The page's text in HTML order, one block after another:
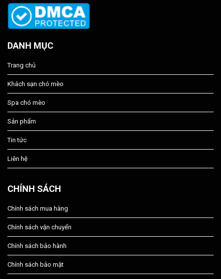
DANH MỤC
Trang chủ
Khách sạn chó mèo
Spa chó mèo
Sản phẩm
Tin tức
Liên hệ
CHÍNH SÁCH
Chính sách mua hàng
Chính sách vận chuyển
Chính sách bảo hành
Chính sách bảo mật